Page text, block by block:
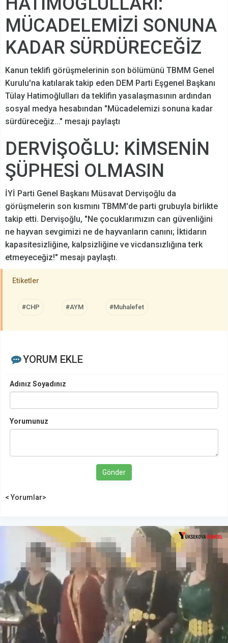
MÜCADELEMİZİ SONUNA
KADAR SÜRDÜRECEĞİZ
Kanun teklifi görüşmelerinin son bölümünü TBMM Genel
Kurulu'na katılarak takip eden DEM Parti Eşgenel Başkanı
Tülay Hatimoğlulları da teklifin yasalaşmasının ardından
sosyal medya hesabından "Mücadelemizi sonuna kadar
sürdüreceğiz..." mesajı paylaştı
DERVİŞOĞLU: KİMSENİN
ŞÜPHESİ OLMASIN
İYİ Parti Genel Başkanı Müsavat Dervişoğlu da
görüşmelerin son kısmını TBMM'de parti grubuyla birlikte
takip etti. Dervişoğlu, "Ne çocuklarımızın can güvenliğini
ne hayvan sevgimizi ne de hayvanların canını; İktidarın
kapasitesizliğine, kalpsizliğine ve vicdansızlığına terk
etmeyeceğiz!" mesajı paylaştı.
Etiketler
#CHP #AYM #Muhalefet
YORUM EKLE
Adınız Soyadınız
Yorumunuz
Gönder
< Yorumlar>